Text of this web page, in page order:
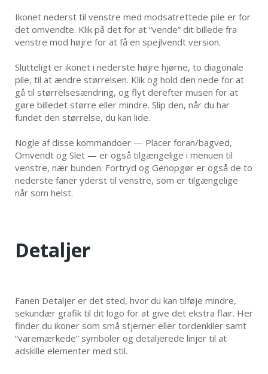
Ikonet nederst til venstre med modsatrettede pile er for
det omvendte. Klik på det for at “vende” dit billede fra
venstre mod højre for at få en spejlvendt version.
Slutteligt er ikonet i nederste højre hjørne, to diagonale
pile, til at ændre størrelsen. Klik og hold den nede for at
gå til størrelsesændring, og flyt derefter musen for at
gøre billedet større eller mindre. Slip den, når du har
fundet den størrelse, du kan lide.
Nogle af disse kommandoer — Placer foran/bagved,
Omvendt og Slet — er også tilgængelige i menuen til
venstre, nær bunden. Fortryd og Genopgør er også de to
nederste faner yderst til venstre, som er tilgængelige
når som helst.
Detaljer
Fanen Detaljer er det sted, hvor du kan tilføje mindre,
sekundær grafik til dit logo for at give det ekstra flair. Her
finder du ikoner som små stjerner eller tordenkiler samt
“varemærkede” symboler og detaljerede linjer til at
adskille elementer med stil.